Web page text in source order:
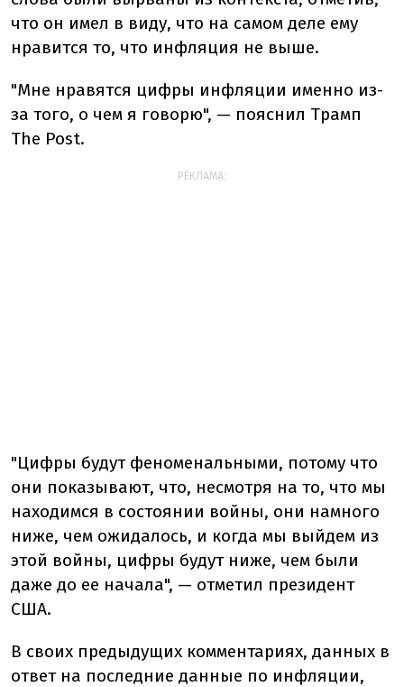
что он имел в виду, что на самом деле ему
нравится то, что инфляция не выше.
"Мне нравятся цифры инфляции именно из-
за того, о чем я говорю", — пояснил Трамп
The Post.
РЕКЛАМА:
"Цифры будут феноменальными, потому что
они показывают, что, несмотря на то, что мы
находимся в состоянии войны, они намного
ниже, чем ожидалось, и когда мы выйдем из
этой войны, цифры будут ниже, чем были
даже до ее начала", — отметил президент
США.
В своих предыдущих комментариях, данных в
ответ на последние данные по инфляции,